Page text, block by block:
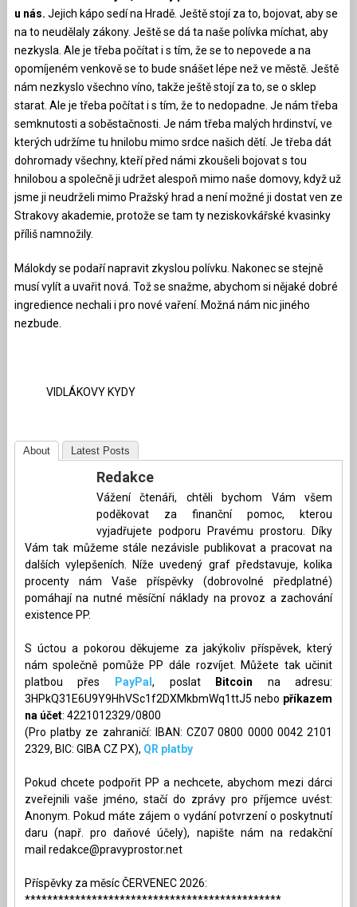
u nás. Jejich kápo sedí na Hradě. Ještě stojí za to, bojovat, aby se
na to neudělaly zákony. Ještě se dá ta naše polívka míchat, aby
nezkysla. Ale je třeba počítat i s tím, že se to nepovede a na
opomíjeném venkově se to bude snášet lépe než ve městě. Ještě
nám nezkyslo všechno víno, takže ještě stojí za to, se o sklep
starat. Ale je třeba počítat i s tím, že to nedopadne. Je nám třeba
semknutosti a soběstačnosti. Je nám třeba malých hrdinství, ve
kterých udržíme tu hnilobu mimo srdce našich dětí. Je třeba dát
dohromady všechny, kteří před námi zkoušeli bojovat s tou
hnilobou a společně ji udržet alespoň mimo naše domovy, když už
jsme ji neudrželi mimo Pražský hrad a není možné ji dostat ven ze
Strakovy akademie, protože se tam ty neziskovkářské kvasinky
příliš namnožily.
Málokdy se podaří napravit zkyslou polívku. Nakonec se stejně
musí vylít a uvařit nová. Tož se snažme, abychom si nějaké dobré
ingredience nechali i pro nové vaření. Možná nám nic jiného
nezbude.
VIDLÁKOVY KYDY
About Latest Posts
Redakce
Vážení čtenáři, chtěli bychom Vám všem
poděkovat za finanční pomoc, kterou
vyjadřujete podporu Pravému prostoru. Díky
Vám tak můžeme stále nezávisle publikovat a pracovat na
dalších vylepšeních. Níže uvedený graf představuje, kolika
procenty nám Vaše příspěvky (dobrovolné předplatné)
pomáhají na nutné měsíční náklady na provoz a zachování
existence PP.
S úctou a pokorou děkujeme za jakýkoliv příspěvek, který
nám společně pomůže PP dále rozvíjet. Můžete tak učinit
platbou přes
PayPal , poslat Bitcoin na adresu:
3HPkQ31E6U9Y9HhVSc1f2DXMkbmWq1ttJ5 nebo příkazem
na účet: 4221012329/0800
(Pro platby ze zahraničí: IBAN: CZ07 0800 0000 0042 2101
2329, BIC: GIBA CZ PX), QR platby
Pokud chcete podpořit PP a nechcete, abychom mezi dárci
zveřejnili vaše jméno, stačí do zprávy pro příjemce uvést:
Anonym. Pokud máte zájem o vydání potvrzení o poskytnutí
daru (např. pro daňové účely), napište nám na redakční
mail redakce@pravyprostor.net
Příspěvky za měsíc ČERVENEC 2026:
**********************************************